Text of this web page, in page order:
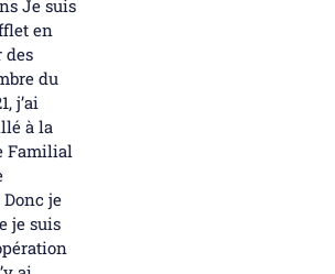
Je suis
en
des
du
j’ai
à la
Familial
je
je suis